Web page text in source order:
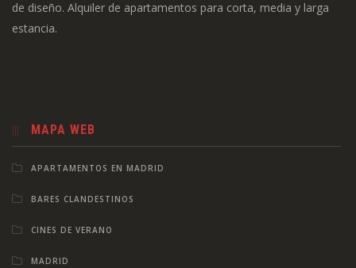
de diseño. Alquiler de apartamentos para corta, media y larga
estancia.
MAPA WEB
APARTAMENTOS EN MADRID
BARES CLANDESTINOS
CINES DE VERANO
MADRID